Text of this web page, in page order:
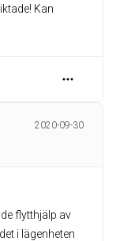
Kan
2020-09-30
flytthjälp av
i lägenheten